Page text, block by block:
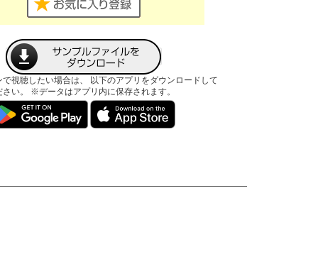
で視聴したい場合は、 以下のアプリをダウンロードして
さい。 ※データはアプリ内に保存されます。